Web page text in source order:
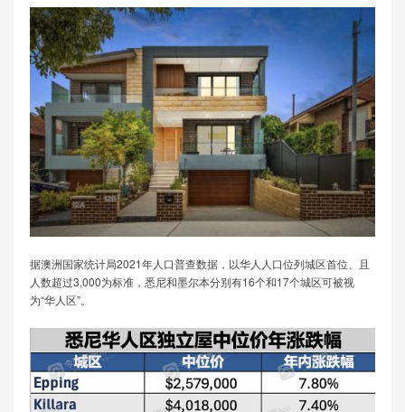
据澳洲国家统计局2021年人口普查数据，以华人人口位列城区首位、且
人数超过3,000为标准，悉尼和墨尔本分别有16个和17个城区可被视
为“华人区”。